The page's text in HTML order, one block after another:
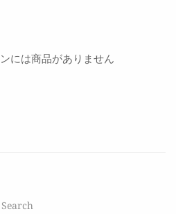
には商品がありません
Search